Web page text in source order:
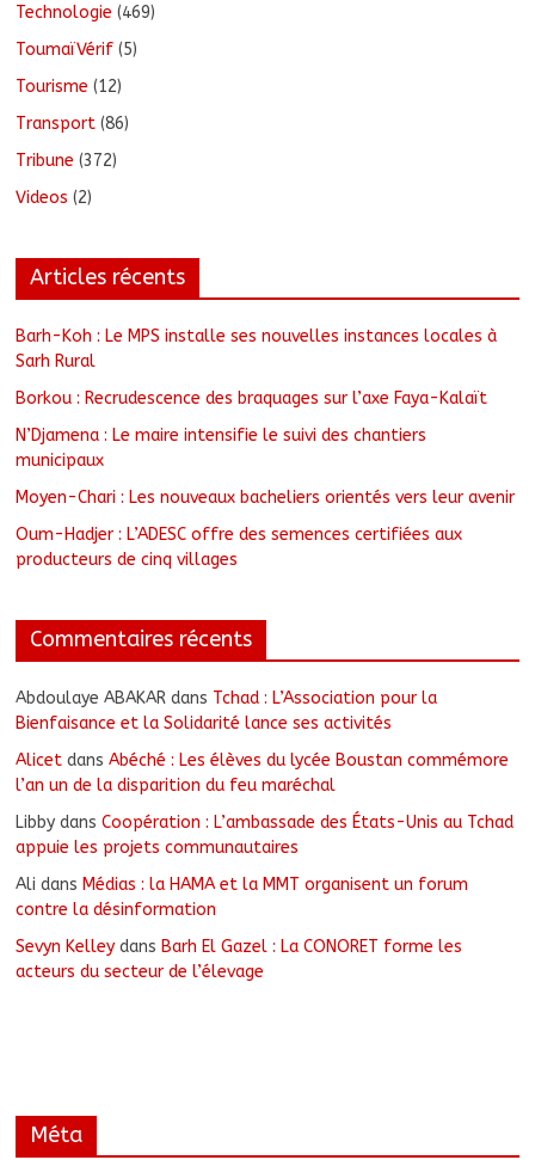
Technologie (469)
ToumaïVérif (5)
Tourisme (12)
Transport (86)
Tribune (372)
Videos (2)
Articles récents
Barh-Koh : Le MPS installe ses nouvelles instances locales à
Sarh Rural
Borkou : Recrudescence des braquages sur l’axe Faya-Kalaït
N’Djamena : Le maire intensifie le suivi des chantiers
municipaux
Moyen-Chari : Les nouveaux bacheliers orientés vers leur avenir
Oum-Hadjer : L’ADESC offre des semences certifiées aux
producteurs de cinq villages
Commentaires récents
Abdoulaye ABAKAR dans Tchad : L’Association pour la
Bienfaisance et la Solidarité lance ses activités
Alicet dansAbéché : Les élèves du lycée Boustan commémore
l’an un de la disparition du feu maréchal
Libby dansCoopération : L’ambassade des États-Unis au Tchad
appuie les projets communautaires
Ali dans Médias : la HAMA et la MMT organisent un forum
contre la désinformation
Sevyn Kelley dans Barh El Gazel : La CONORET forme les
acteurs du secteur de l’élevage
Méta